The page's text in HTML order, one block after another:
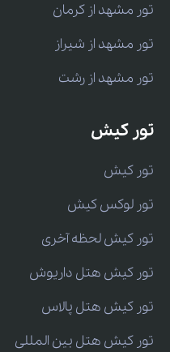
تور مشهد از کرمان
تور مشهد از شیراز
تور مشهد از رشت
تور کیش
تور کیش
تور لوکس کیش
تور کیش لحظه آخری
تور کیش هتل داریوش
تور کیش هتل پالاس
تور کیش هتل بین المللی